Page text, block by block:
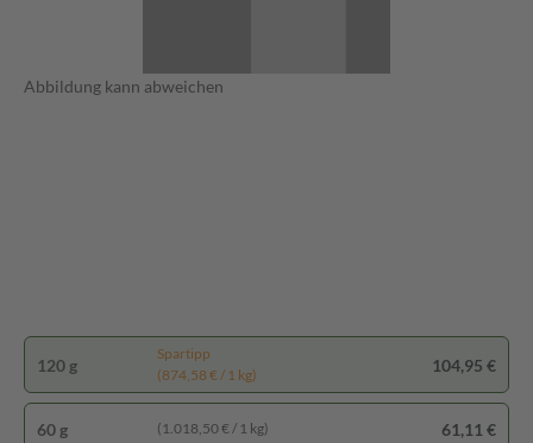
Abbildung kann abweichen
120 g
Spartipp
(874,58 € / 1 kg)
104,95 €
60 g (1.018,50 € / 1 kg) 61,11 €